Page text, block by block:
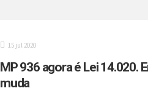
15 jul 2020
MP 936 agora é Lei 14.020.
muda